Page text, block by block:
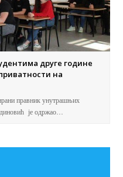
друге године
на
правник унутрашњих
је одржао…